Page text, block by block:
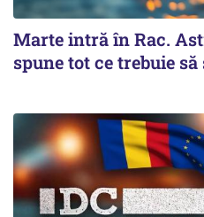
Marte intră în Rac.
spune tot ce trebuie